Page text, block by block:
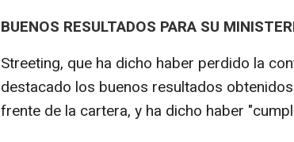
BUENOS RESULTADOS PARA SU
Streeting, que ha dicho haber perdido la
destacado los buenos resultados
frente de la cartera, y ha dicho haber